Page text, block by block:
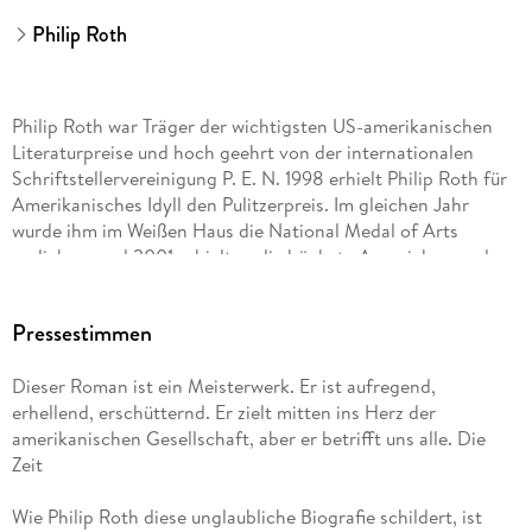
Philip Roth
Philip Roth war Träger der wichtigsten US-amerikanischen
Literaturpreise und hoch geehrt von der internationalen
Schriftstellervereinigung P. E. N. 1998 erhielt Philip Roth für
Amerikanisches Idyll den Pulitzerpreis. Im gleichen Jahr
wurde ihm im Weißen Haus die National Medal of Arts
verliehen, und 2001 erhielt er die höchste Auszeichnung der
Saul Bellow ausgezeichnet worden sind. Er hat zweimal den
Award erhalten und dreimal den PEN/Faulkner Award und
außerdem den PEN/Nabokov Award und den PEN/Saul
Bellow Award. 2011 wurde ihm der Man Booker International
Prize verliehen. Der 1933 in Newark, New Jersey, geborene
unermüdlich, schonungslos und in drastischer Sprache über
Pressestimmen
Dieser Roman ist ein Meisterwerk. Er ist aufregend,
erhellend, erschütternd. Er zielt mitten ins Herz der
amerikanischen Gesellschaft, aber er betrifft uns alle. Die
Zeit
Wie Philip Roth diese unglaubliche Biografie schildert, ist